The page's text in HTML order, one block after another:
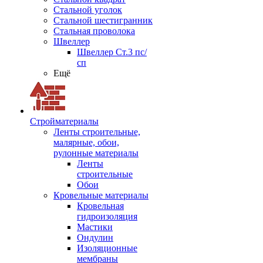
Стальной уголок
Стальной шестигранник
Стальная проволока
Швеллер
Швеллер Ст.3 пс/
сп
Ещё
Стройматериалы
Ленты строительные,
малярные, обои,
рулонные материалы
Ленты
строительные
Обои
Кровельные материалы
Кровельная
гидроизоляция
Мастики
Ондулин
Изоляционные
мембраны